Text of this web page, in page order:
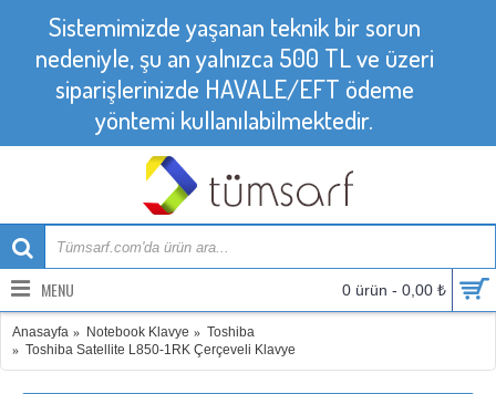
Sistemimizde yaşanan teknik bir sorun
nedeniyle, şu an yalnızca 500 TL ve üzeri
siparişlerinizde HAVALE/EFT ödeme
yöntemi kullanılabilmektedir.
0 ürün - 0,00 ₺
MENU
Anasayfa Notebook Klavye
Toshiba
Toshiba Satellite L850-1RK Çerçeveli Klavye